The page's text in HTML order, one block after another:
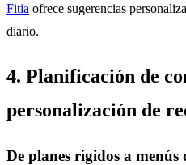
Fitia ofrece sugerencias
diario.
4. Planificación de
personalización de
De planes rígidos a